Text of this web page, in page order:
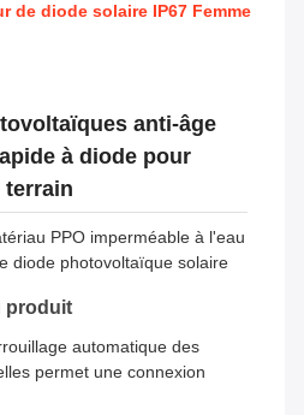
de diode solaire IP67 Femme
anti-âge
à diode pour
terrain
PPO imperméable à l'eau
diode photovoltaïque solaire
produit
automatique des
permet une connexion